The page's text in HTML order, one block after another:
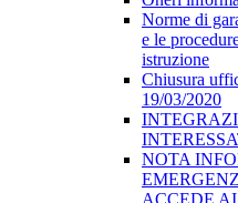
Norme di
e le
istruzione
Chiusura
19/03/2020
NOTA